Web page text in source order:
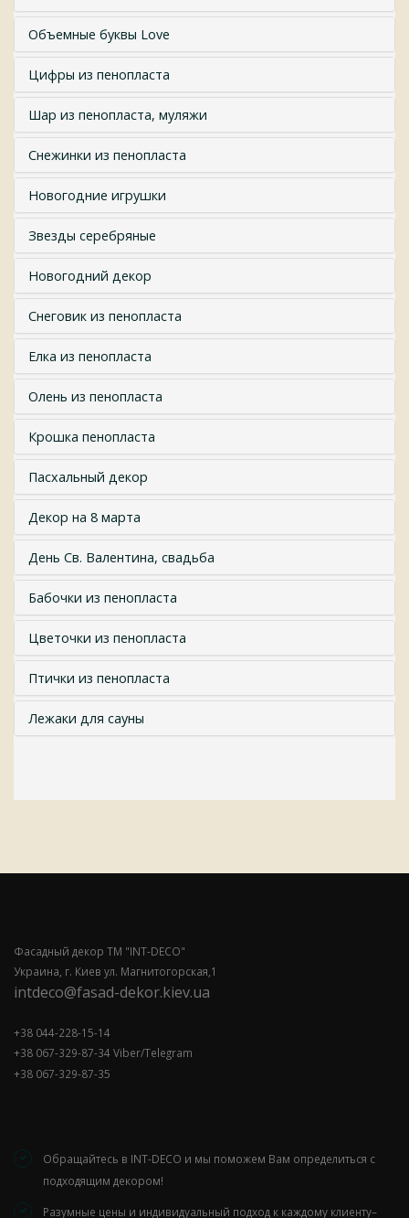
Объемные буквы Love
Цифры из пенопласта
Шар из пенопласта, муляжи
Снежинки из пенопласта
Новогодние игрушки
Звезды серебряные
Новогодний декор
Снеговик из пенопласта
Елка из пенопласта
Олень из пенопласта
Крошка пенопласта
Пасхальный декор
Декор на 8 марта
День Св. Валентина, свадьба
Бабочки из пенопласта
Цветочки из пенопласта
Птички из пенопласта
Лежаки для сауны
Фасадный декор ТМ "INT-DECO"
Украина, г. Киев ул. Магнитогорская,1
intdeco@fasad-dekor.kiev.ua
+38 044-228-15-14
+38 067-329-87-34 Viber/Telegram
+38 067-329-87-35
Обращайтесь в INT-DECO и мы поможем Вам определиться с
подходящим декором!
Разумные цены и индивидуальный подход к каждому клиенту–